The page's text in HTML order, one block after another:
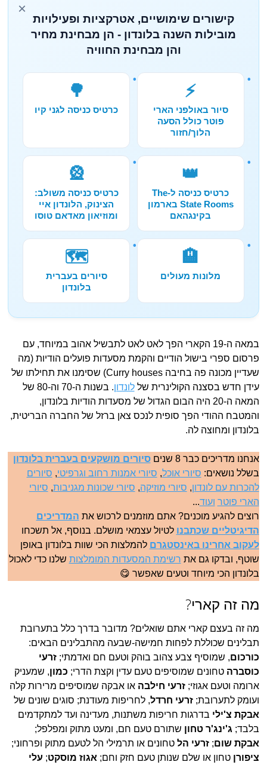
×
קישורים שימושיים, אטרקציות ופעילויות
מובילות השנה בלונדון - הן מבחינת מחיר
והן מבחינת החוויה
⚡
סיור באולפני הארי
פוטר כולל הסעה
הלוך/חזור
🌳
כרטיס כניסה לגני קיו
👑
כרטיס כניסה ל-The
State Rooms בארמון
בקינגהאם
🎡
כרטיס כניסה משולב:
הצינוק, הלונדון איי
ומוזיאון מאדאם טוסו
🏨
מלונות מעולים
🗺️
סיורים בעברית
בלונדון
במאה ה-19 הקארי הפך לאט לאט לתבשיל אהוב במיוחד, עם
פרסום ספרי בישול הודיים והקמת מסעדות פועלים הודיות (מה
שעדיין מכונה פה בחיבה Curry houses) שסימנו את תחילתו של
עידן חדש בסצנה הקולינרית שללונדון
. בשנות ה-70 וה-80 של
המאה ה-20 היה הבום הגדול של מסעדות הודיות בלונדון,
והמטבח ההודי הפך סופית לנכס צאן ברזל של החברה הבריטית,
בלונדון ומחוצה לה.
אנחנו מדריכים כבר 8 שנים
סיורים מושקעים בעברית בלונדון
בשלל נושאים: סיורי אוכל, סיורי אמנות רחוב וגרפיטי, סיורים
להכרות עם לונדון, סיורי מוזיקה, סיורי שכונות מגניבות, סיורי
הארי פוטר ועוד...
רוצים להגיע מוכנים? אתם מוזמנים לרכוש את המדריכים
הדיגיטליים שכתבנו לטיול עצמאי מושלם. בנוסף, אל תשכחו
לעקוב אחרינו באינסטגרם להמלצות הכי שוות בלונדון באופן
שוטף, ובדקו גם את רשימת המסעדות המומלצות שלנו כדי לאכול
בלונדון הכי מיוחד וטעים שאפשר 😋
מה זה קארי?
מה זה בעצם קארי אתם שואלים? מדובר בדרך כלל בתערובת
תבלינים שכוללת לפחות חמישה-שבעה מהתבלינים הבאים:
כורכום, שמוסיף צבע צהוב בוהק וטעם חם ואדמתי;זרעי
כוסברה טחונים שמוסיפים טעם עדין וקצת הדרי; כמון, שמעניק
ארומה וטעם אגוזי;זרעי חילבה או אבקה שמוסיפים מרירות קלה
ועומק לתערובת;זרעי חרדל, לחריפות מעודנת; סוגים שונים של
אבקת צ'ילי בדרגות חריפות משתנות, מעדינה ועד למתקדמים
בלבד; ג'ינג'ר טחון שתורם טעם חם, ומעט מתוק ומפלפל;
אבקת שום;זרעי הל טחונים או תרמילי הל לטעם מתוק ופרחוני;
ציפורן טחון או שלם שנותן טעם חזק וחם; אגוז מוסקט; עלי